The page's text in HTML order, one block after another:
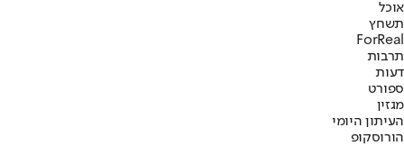
אוכל
תשחץ
ForReal
תרבות
דעות
ספורט
מגזין
העיתון היומי
הורוסקופ